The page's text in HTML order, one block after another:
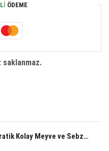
ÖDEME
BUFFER® Mandallı Pratik Kolay Meyve ve Sebze Dilimleme Aparatı